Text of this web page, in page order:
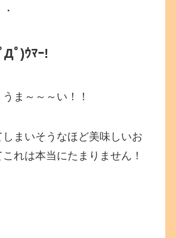
Дﾟ)ｳﾏｰ!
ま～～～い！！
まいそうなほど美味しいお
れは本当にたまりません！